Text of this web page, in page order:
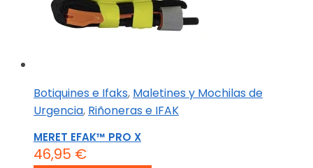
Botiquines e Ifaks, Maletines y Mochilas de
Urgencia, Riñoneras e IFAK
MERET EFAK™ PRO X
46,95 €